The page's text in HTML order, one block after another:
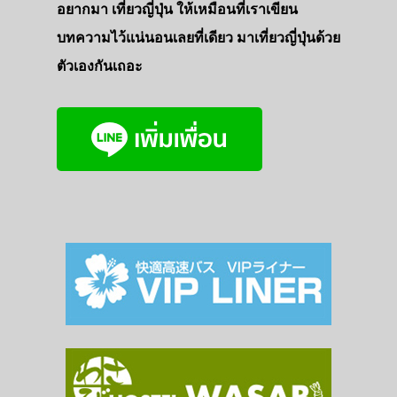
อยากมา เที่ยวญี่ปุ่น ให้เหมือนที่เราเขียน
บทความไว้แน่นอนเลยที่เดียว มาเที่ยวญี่ปุ่นด้วย
ตัวเองกันเถอะ